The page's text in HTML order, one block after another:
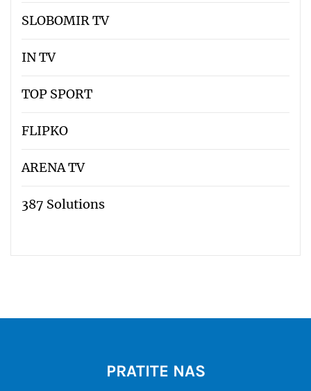
SLOBOMIR TV
IN TV
TOP SPORT
FLIPKO
ARENA TV
387 Solutions
PRATITE NAS